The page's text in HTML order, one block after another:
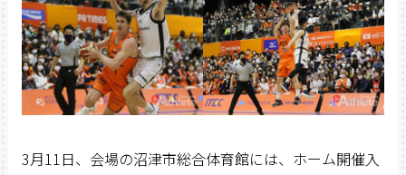
3月11日、会場の沼津市総合体育館には、ホーム開催入